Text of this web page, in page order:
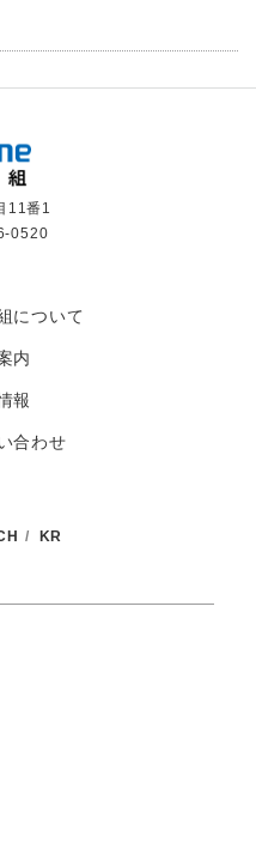
11番1
0520
について
内
報
合わせ
KR